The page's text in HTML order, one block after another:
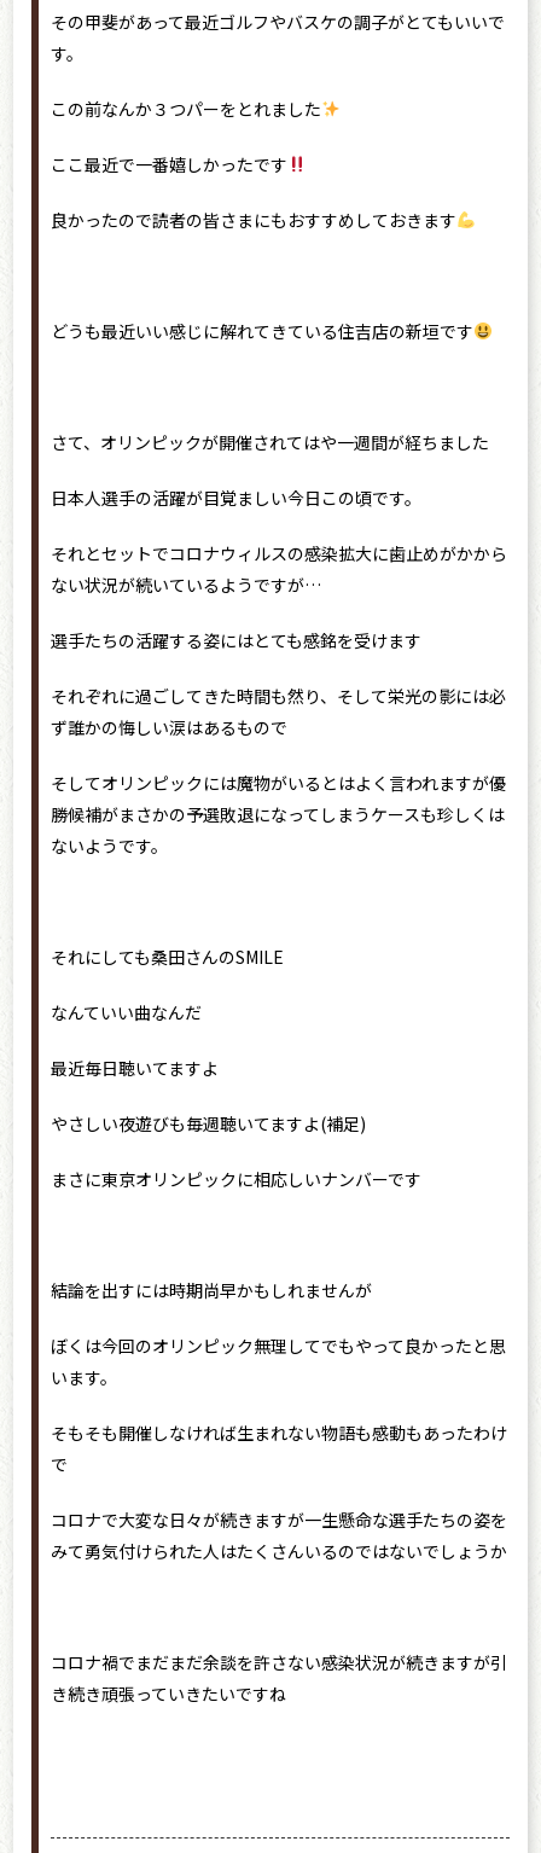
その甲斐があって最近ゴルフやバスケの調子がとてもいいで
す。
この前なんか３つパーをとれました
ここ最近で一番嬉しかったです
良かったので読者の皆さまにもおすすめしておきます
どうも最近いい感じに解れてきている住吉店の新垣です
さて、オリンピックが開催されてはや一週間が経ちました
日本人選手の活躍が目覚ましい今日この頃です。
それとセットでコロナウィルスの感染拡大に歯止めがかから
ない状況が続いているようですが…
選手たちの活躍する姿にはとても感銘を受けます
それぞれに過ごしてきた時間も然り、そして栄光の影には必
ず誰かの悔しい涙はあるもので
そしてオリンピックには魔物がいるとはよく言われますが優
勝候補がまさかの予選敗退になってしまうケースも珍しくは
ないようです。
それにしても桑田さんのSMILE
なんていい曲なんだ
最近毎日聴いてますよ
やさしい夜遊びも毎週聴いてますよ(補足)
まさに東京オリンピックに相応しいナンバーです
結論を出すには時期尚早かもしれませんが
ぼくは今回のオリンピック無理してでもやって良かったと思
います。
そもそも開催しなければ生まれない物語も感動もあったわけ
で
コロナで大変な日々が続きますが一生懸命な選手たちの姿を
みて勇気付けられた人はたくさんいるのではないでしょうか
コロナ禍でまだまだ余談を許さない感染状況が続きますが引
き続き頑張っていきたいですね